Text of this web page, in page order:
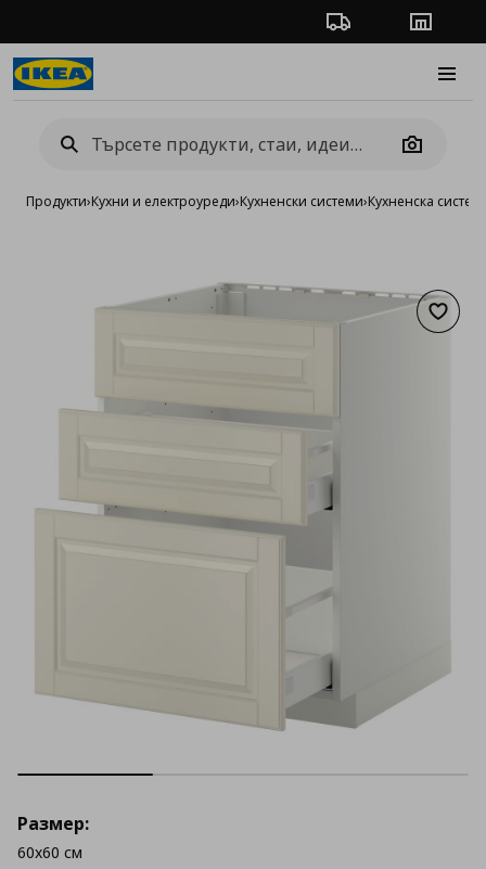
Проследяване на
Camera
Продукти›Кухни и електроуреди›Кухненски системи›Кухненска
Размер:
60x60 см